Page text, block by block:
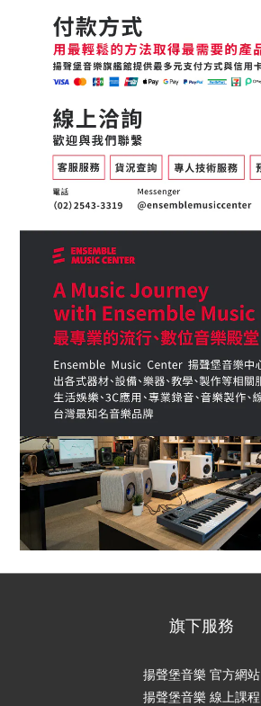
旗下服務
揚聲堡音樂 官方網站
揚聲堡音樂 線上課程